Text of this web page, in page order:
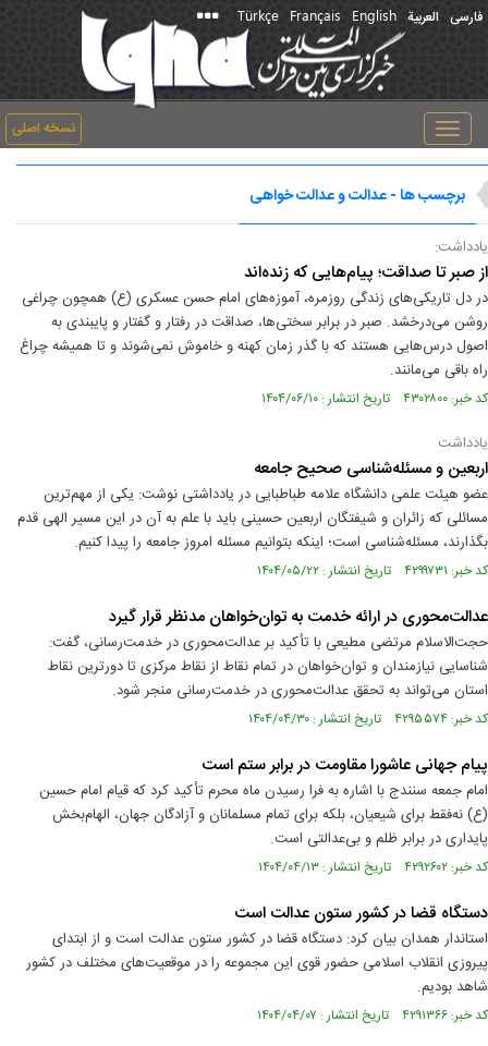
فارسی العربیة English
Français
Türkçe
نسخه اصلی
Toggle
navigation
برچسب ها - عدالت و عدالت خواهی
یادداشت:
از صبر تا صداقت؛ پیام‌هایی که زنده‌اند
در دل تاریکی‌های زندگی روزمره، آموزه‌های امام حسن عسکری (ع) همچون چراغی
روشن می‌درخشد. صبر در برابر سختی‌ها، صداقت در رفتار و گفتار و پایبندی به
اصول درس‌هایی هستند که با گذر زمان کهنه و خاموش نمی‌شوند و تا همیشه چراغ
راه باقی می‌مانند.
کد خبر: ۴۳۰۲۸۰۰ تاریخ انتشار : ۱۴۰۴/۰۶/۱۰
یادداشت
اربعین و مسئله‌شناسی صحیح جامعه
عضو هیئت علمی دانشگاه علامه طباطبایی در یادداشتی نوشت: یکی از مهم‌ترین
مسائلی که زائران و شیفتگان اربعین حسینی باید با علم به آن در این مسیر الهی قدم
بگذارند، مسئله‌شناسی است؛ اینکه بتوانیم مسئله امروز جامعه را پیدا کنیم.
کد خبر: ۴۲۹۹۷۳۱ تاریخ انتشار : ۱۴۰۴/۰۵/۲۲
عدالت‌محوری در ارائه خدمت‌ به توان‌خواهان مدنظر قرار گیرد
حجت‌الاسلام مرتضی مطیعی با تأکید بر عدالت‌محوری در خدمت‌رسانی، گفت:
شناسایی نیازمندان و توان‌خواهان در تمام نقاط از نقاط مرکزی تا دورترین نقاط
استان می‌تواند به تحقق عدالت‌محوری در خدمت‌رسانی منجر شود.
کد خبر: ۴۲۹۵۵۷۴ تاریخ انتشار : ۱۴۰۴/۰۴/۳۰
پیام جهانی عاشورا مقاومت در برابر ستم است
امام جمعه سنندج با اشاره به فرا رسیدن ماه محرم تأکید کرد که قیام امام حسین
(ع) نه‌فقط برای شیعیان، بلکه برای تمام مسلمانان و آزادگان جهان، الهام‌بخش
پایداری در برابر ظلم و بی‌عدالتی است.
کد خبر: ۴۲۹۲۶۰۲ تاریخ انتشار : ۱۴۰۴/۰۴/۱۳
دستگاه قضا در کشور ستون عدالت است
استاندار همدان بیان کرد: دستگاه قضا در کشور ستون عدالت است و از ابتدای
پیروزی انقلاب اسلامی حضور قوی این مجموعه را در موقعیت‌های مختلف در کشور
شاهد بودیم.
کد خبر: ۴۲۹۱۳۶۶ تاریخ انتشار : ۱۴۰۴/۰۴/۰۷